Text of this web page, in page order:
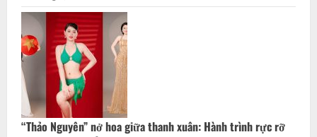
LƯU TRỮ
Tháng 8 2026
Tháng 7 2026